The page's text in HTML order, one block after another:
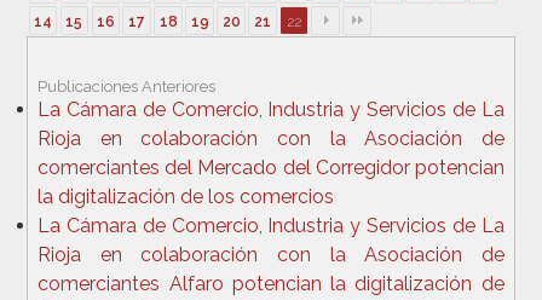
14
15 16 17 18 19 20 21 22
Publicaciones Anteriores
La Cámara de Comercio, Industria y Servicios de La
Rioja en colaboración con la Asociación de
comerciantes del Mercado del Corregidor potencian
la digitalización de los comercios
La Cámara de Comercio, Industria y Servicios de La
Rioja en colaboración con la Asociación de
comerciantes Alfaro potencian la digitalización de